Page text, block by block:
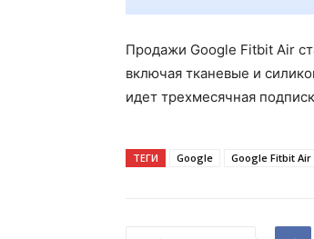
Продажи Google Fitbit Air
включая тканевые и
идет трехмесячная
ТЕГИ Google Google Fitbit Air